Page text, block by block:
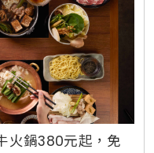
火鍋380元起，免